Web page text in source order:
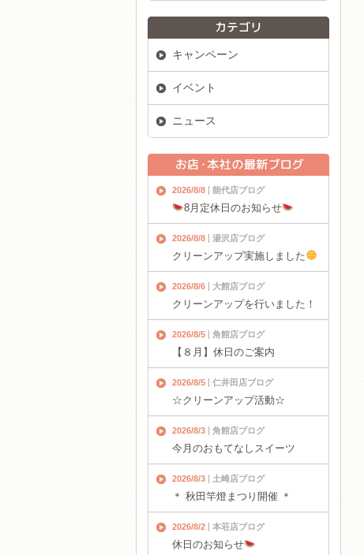
キャンペーン
イベント
ニュース
2026/8/8 能代店ブログ
8月定休日のお知らせ
2026/8/8 湯沢店ブログ
クリーンアップ実施しました
2026/8/6 大館店ブログ
クリーンアップを行いました！
2026/8/5 角館店ブログ
【８月】休日のご案内
2026/8/5 仁井田店ブログ
☆クリーンアップ活動☆
2026/8/3 角館店ブログ
今月のおもてなしスイーツ
2026/8/3 土崎店ブログ
＊ 秋田竿燈まつり開催 ＊
2026/8/2 本荘店ブログ
休日のお知らせ